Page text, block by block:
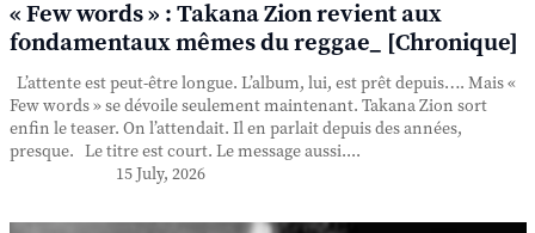
« Few words » : Takana Zion revient aux
fondamentaux mêmes du reggae_ [Chronique]
L’attente est peut-être longue. L’album, lui, est prêt depuis…. Mais «
Few words » se dévoile seulement maintenant. Takana Zion sort
enfin le teaser. On l’attendait. Il en parlait depuis des années,
presque. Le titre est court. Le message aussi....
15 July, 2026